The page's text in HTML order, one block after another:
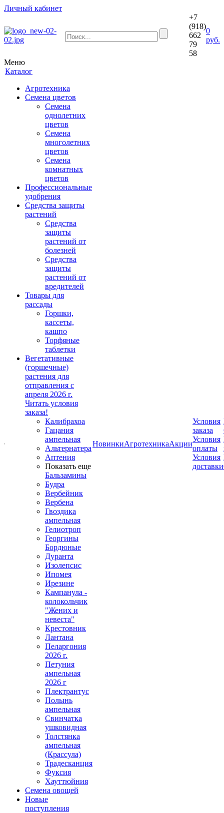
Личный кабинет
+7
(918)
662
79
58
0
руб.
Меню
Каталог
Агротехника
Семена цветов
Семена
однолетних
цветов
Семена
многолетних
цветов
Семена
комнатных
цветов
Профессиональные
удобрения
Средства защиты
растений
Средства
защиты
растений от
болезней
Средства
защиты
растений от
вредителей
Товары для
рассады
Горшки,
кассеты,
кашпо
Торфяные
таблетки
Вегетативные
(горшечные)
растения для
отправления с
апреля 2026 г.
Читать условия
заказа!
Калибрахоа
Гацания
ампельная
Альтернатера
Аптения
Показать еще
Бальзамины
Будра
Вербейник
Вербена
Гвоздика
ампельная
Гелиотроп
Георгины
Бордюные
Дуранта
Изолепсис
Ипомея
Ирезине
Кампанула -
колокольчик
"Жених и
невеста"
Крестовник
Лантана
Пеларгония
2026 г.
Петуния
ампельная
2026 г
Плектрантус
Полынь
ампельная
Свинчатка
ушковидная
Толстянка
ампельная
(Крассула)
Традесканция
Фуксия
Хауттюйния
Семена овощей
Новые
поступления
НовинкиАгротехникаАкции
Условия
заказа
Условия
оплаты
Условия
доставки